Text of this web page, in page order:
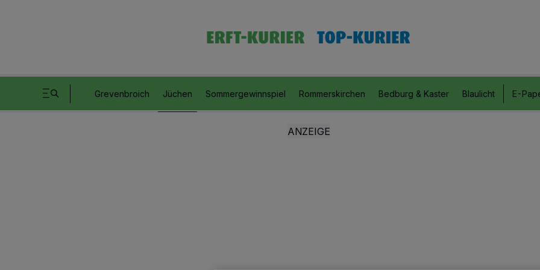
Grevenbroich Jüchen Sommergewinnspiel Rommerskirchen Bedburg & Kaster Blaulicht E-